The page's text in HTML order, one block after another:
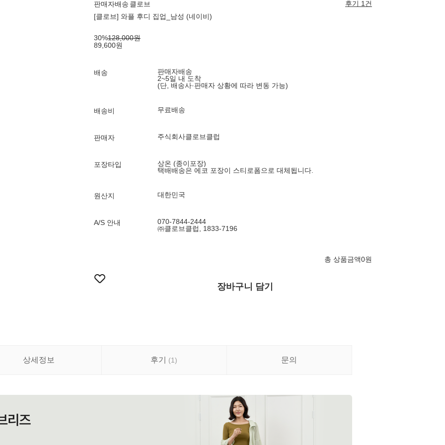
판매자배송 클로브
후기 1건
[클로브] 와플 후디 집업_남성 (네이비)
30%128,000원
89,600원
배송
판매자배송
2~5일 내 도착
(단, 배송사·판매자 상황에 따라 변동 가능)
배송비 무료배송
판매자 주식회사클로브클럽
포장타입
상온 (종이포장)
택배배송은 에코 포장이 스티로폼으로 대체됩니다.
원산지 대한민국
A/S 안내
070-7844-2444
㈜클로브클럽, 1833-7196
총 상품금액0원
장바구니 담기
상세정보 후기 (1) 문의